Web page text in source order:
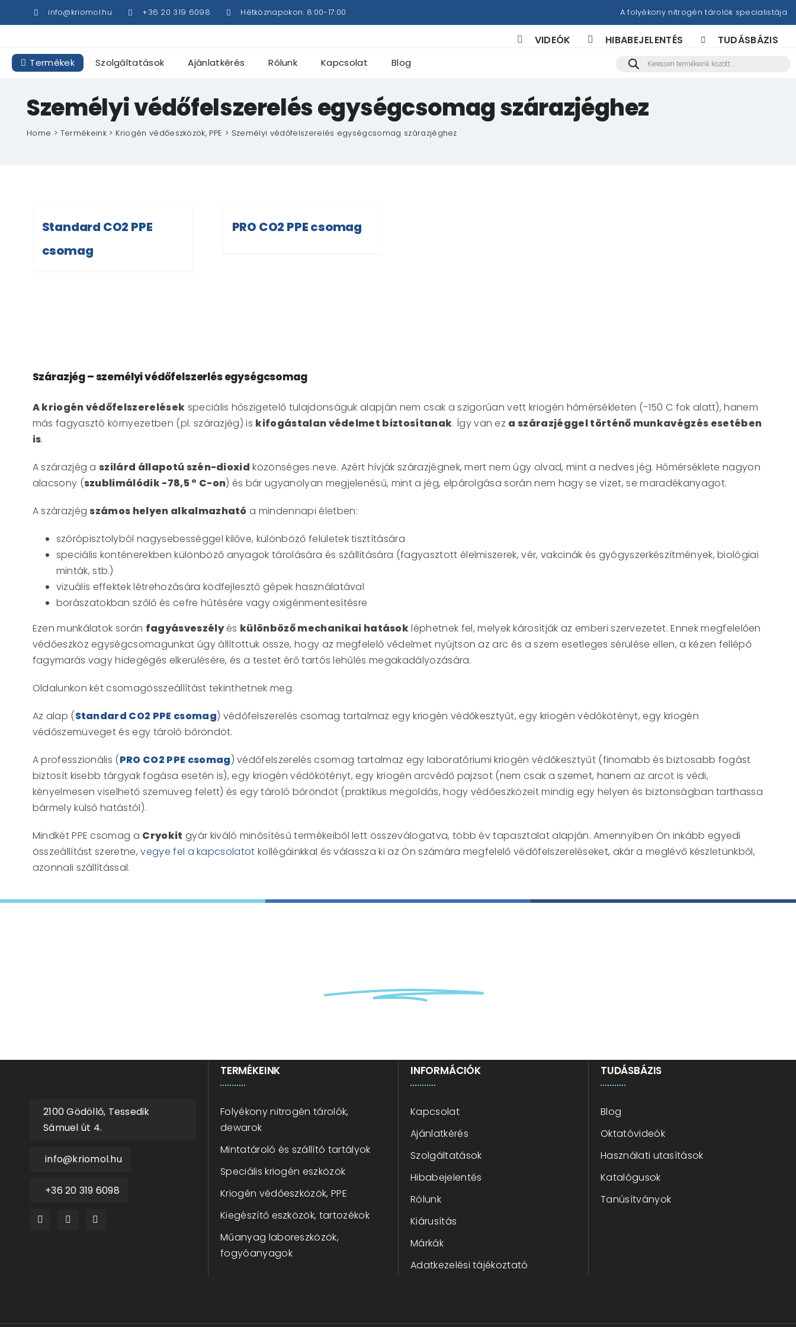
Kihagyás info@kriomol.hu +36 20 319 6098 Hétköznapokon: 8:00-17:00 A folyékony nitrogén tárolók specialistája
VIDEÓK HIBABEJELENTÉS TUDÁSBÁZIS
Termékek Szolgáltatások Ajánlatkérés Rólunk Kapcsolat Blog Products
search
Személyi védőfelszerelés egységcsomag szárazjéghez
Home Termékeink Kriogén védőeszközök, PPE Személyi védőfelszerelés egységcsomag szárazjéghez
Standard CO2 PPE
csomag
PRO CO2 PPE csomag
Szárazjég – személyi védőfelszerlés egységcsomag
A kriogén védőfelszerelések speciális hőszigetelő tulajdonságuk alapján nem csak a szigorúan vett kriogén hőmérsékleten (-150 C fok alatt), hanem
más fagyasztó környezetben (pl. szárazjég) is kifogástalan védelmet biztosítanak. Így van ez a szárazjéggel történő munkavégzés esetében
is.
A szárazjég aszilárd állapotú szén-dioxid közönséges neve. Azért hívják szárazjégnek, mert nem úgy olvad, mint a nedves jég. Hőmérséklete nagyon
alacsony (szublimálódik -78,5 ° C-on) és bár ugyanolyan megjelenésű, mint a jég, elpárolgása során nem hagy se vizet, se maradékanyagot.
A szárazjégszámos helyen alkalmazható a mindennapi életben:
szórópisztolyból nagysebességgel kilőve, különböző felületek tisztítására
speciális konténerekben különböző anyagok tárolására és szállítására (fagyasztott élelmiszerek, vér, vakcinák és gyógyszerkészítmények, biológiai
minták, stb.)
vizuális effektek létrehozására ködfejlesztő gépek használatával
borászatokban szőlő és cefre hűtésére vagy oxigénmentesítésre
Ezen munkálatok során fagyásveszélyés különböző mechanikai hatásokléphetnek fel, melyek károsítják az emberi szervezetet. Ennek megfelelően
védőeszköz egységcsomagunkat úgy állítottuk össze, hogy az megfelelő védelmet nyújtson az arc és a szem esetleges sérülése ellen, a kézen fellépő
fagymarás vagy hidegégés elkerülésére, és a testet érő tartós lehűlés megakadályozására.
Oldalunkon két csomagösszeállítást tekinthetnek meg.
Az alap (Standard CO2 PPE csomag) védőfelszerelés csomag tartalmaz egy kriogén védőkesztyűt, egy kriogén védőkötényt, egy kriogén
védőszemüveget és egy tároló bőröndöt.
A professzionális (PRO CO2 PPE csomag) védőfelszerelés csomag tartalmaz egy laboratóriumi kriogén védőkesztyűt (finomabb és biztosabb fogást
biztosít kisebb tárgyak fogása esetén is), egy kriogén védőkötényt, egy kriogén arcvédő pajzsot (nem csak a szemet, hanem az arcot is védi,
kényelmesen viselhető szemüveg felett) és egy tároló bőröndöt (praktikus megoldás, hogy védőeszközeit mindig egy helyen és biztonságban tarthassa
bármely külső hatástól).
Mindkét PPE csomag a Cryokit gyár kiváló minősítésű termékeiből lett összeválogatva, több év tapasztalat alapján. Amennyiben Ön inkább egyedi
összeállítást szeretne,vegye fel a kapcsolatot kollégáinkkal és válassza ki az Ön számára megfelelő védőfelszereléseket, akár a meglévő készletünkből,
azonnali szállítással.
2100 Gödöllő, Tessedik
Sámuel út 4.
info@kriomol.hu
+36 20 319 6098
TERMÉKEINK
Folyékony nitrogén tárolók,
dewarok
Mintatároló és szállító tartályok
Speciális kriogén eszközök
Kriogén védőeszközök, PPE
Kiegészítő eszközök, tartozékok
Műanyag laboreszközök,
fogyóanyagok
INFORMÁCIÓK
Kapcsolat
Ajánlatkérés
Szolgáltatások
Hibabejelentés
Rólunk
Kiárusítás
Márkák
Adatkezelési tájékoztató
TUDÁSBÁZIS
Blog
Oktatóvideók
Használati utasítások
Katalógusok
Tanúsítványok